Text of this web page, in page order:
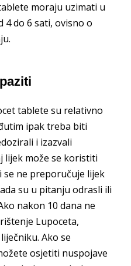
moraju uzimati u
4 do 6 sati, ovisno o
tablete su relativno
ipak treba biti
i izazvali
lijek može se koristiti
se ne preporučuje lijek
su u pitanju odrasli ili
nakon 10 dana ne
Lupoceta,
Ako se
osjetiti nuspojave